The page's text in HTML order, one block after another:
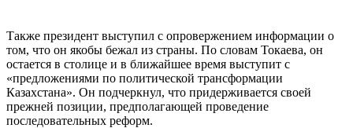
Также президент выступил с опровержением информации о
том, что он якобы бежал из страны. По словам Токаева, он
остается в столице и в ближайшее время выступит с
«предложениями по политической трансформации
Казахстана». Он подчеркнул, что придерживается своей
прежней позиции, предполагающей проведение
последовательных реформ.